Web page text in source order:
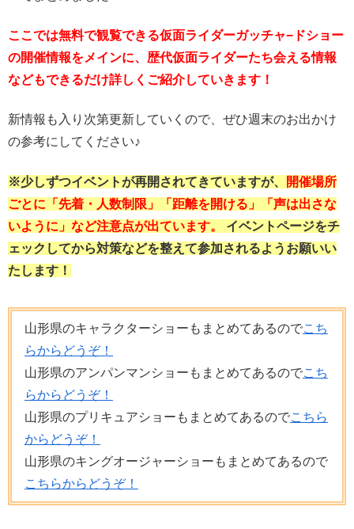
ここでは無料で観覧できる仮面ライダーガッチャ−ドショー
の開催情報をメインに、歴代仮面ライダーたち会える情報
などもできるだけ詳しくご紹介していきます！
新情報も入り次第更新していくので、ぜひ週末のお出かけ
の参考にしてください♪
※少しずつイベントが再開されてきていますが、
開催場所
ごとに「先着・人数制限」「距離を開ける」「声は出さな
いように」など注意点が出ています。 イベントページをチ
ェックしてから対策などを整えて参加されるようお願いい
たします！
山形県のキャラクターショーもまとめてあるのでこち
らからどうぞ！
山形県のアンパンマンショーもまとめてあるのでこち
らからどうぞ！
山形県のプリキュアショーもまとめてあるのでこちら
からどうぞ！
山形県のキングオージャーショーもまとめてあるので
こちらからどうぞ！